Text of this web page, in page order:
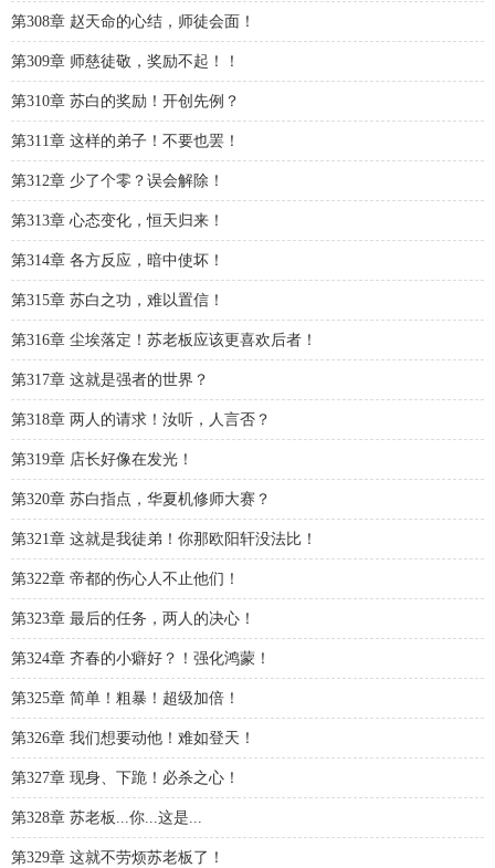
第308章 赵天命的心结，师徒会面！
第309章 师慈徒敬，奖励不起！！
第310章 苏白的奖励！开创先例？
第311章 这样的弟子！不要也罢！
第312章 少了个零？误会解除！
第313章 心态变化，恒天归来！
第314章 各方反应，暗中使坏！
第315章 苏白之功，难以置信！
第316章 尘埃落定！苏老板应该更喜欢后者！
第317章 这就是强者的世界？
第318章 两人的请求！汝听，人言否？
第319章 店长好像在发光！
第320章 苏白指点，华夏机修师大赛？
第321章 这就是我徒弟！你那欧阳轩没法比！
第322章 帝都的伤心人不止他们！
第323章 最后的任务，两人的决心！
第324章 齐春的小癖好？！强化鸿蒙！
第325章 简单！粗暴！超级加倍！
第326章 我们想要动他！难如登天！
第327章 现身、下跪！必杀之心！
第328章 苏老板...你...这是...
第329章 这就不劳烦苏老板了！